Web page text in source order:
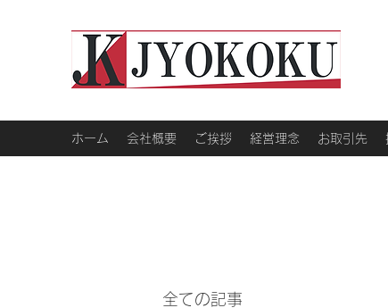
ホーム 会社概要 ご挨拶 経営理念 お取引先
全ての記事